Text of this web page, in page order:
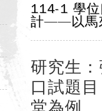
114-1 學
計——以馬
研究生
口試題